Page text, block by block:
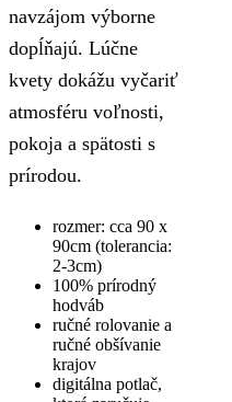
navzájom výborne
dopĺňajú. Lúčne
kvety dokážu vyčariť
atmosféru voľnosti,
pokoja a spätosti s
prírodou.
rozmer: cca 90 x
90cm (tolerancia:
2-3cm)
100% prírodný
hodváb
ručné rolovanie a
ručné obšívanie
krajov
digitálna potlač,